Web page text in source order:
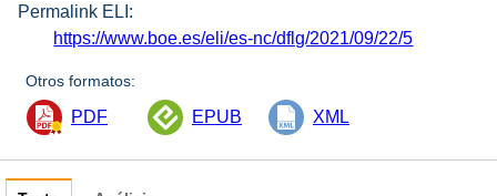
Permalink ELI:
https://www.boe.es/eli/es-nc/dflg/2021/09/22/5
Otros formatos:
PDF EPUB XML